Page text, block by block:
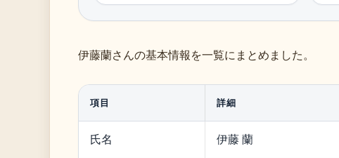
伊藤蘭さんの基本情報を一覧にまとめました。
項目 詳細
氏名 伊藤 蘭